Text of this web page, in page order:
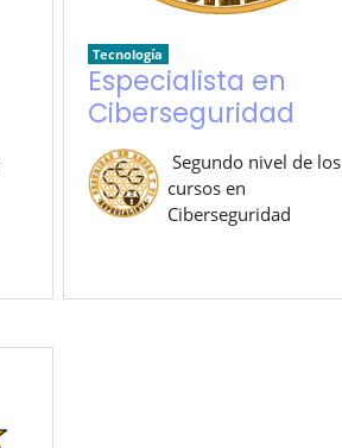
Tecnología
Especialista en
Ciberseguridad
Segundo nivel de los
cursos en
Ciberseguridad